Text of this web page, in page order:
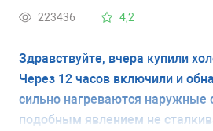
испортится
223436 4,2
Здравствуйте, вчера купили
Через 12 часов включили и
сильно нагреваются наружные
подобным явлением не